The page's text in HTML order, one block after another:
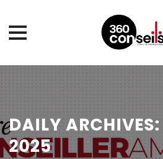
DAILY ARCHIVES:
2025